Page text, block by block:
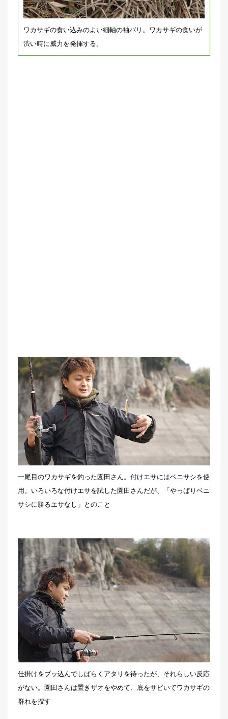
ワカサギの食い込みのよい細軸の袖バリ。ワカサギの食いが
渋い時に威力を発揮する。
一尾目のワカサギを釣った園田さん。付けエサにはベニサシを使
用。いろいろな付けエサを試した園田さんだが、「やっぱりベニ
サシに勝るエサなし」とのこと
仕掛けをブッ込んでしばらくアタリを待ったが、それらしい反応
がない。園田さんは置きザオをやめて、底をサビいてワカサギの
群れを捜す